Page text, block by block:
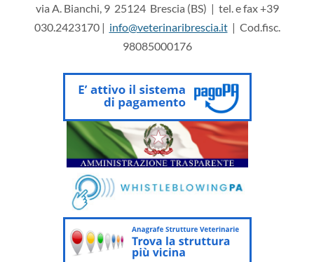
via A. Bianchi, 9 25124 Brescia (BS) | tel. e fax +39
030.2423170 | info@veterinaribrescia.it| Cod.fisc.
98085000176